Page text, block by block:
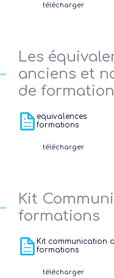
télécharger
Les
anciens et
de formation
equivalences
formations
télécharger
Kit
formations
Kit communication
formations
télécharger